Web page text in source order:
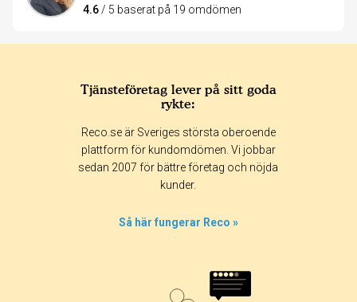
4.6 / 5 baserat på 19 omdömen
Tjänsteföretag lever på sitt goda
rykte:
Reco.se är Sveriges största oberoende
plattform för kundomdömen. Vi jobbar
sedan 2007 för bättre företag och nöjda
kunder.
Så här fungerar Reco »